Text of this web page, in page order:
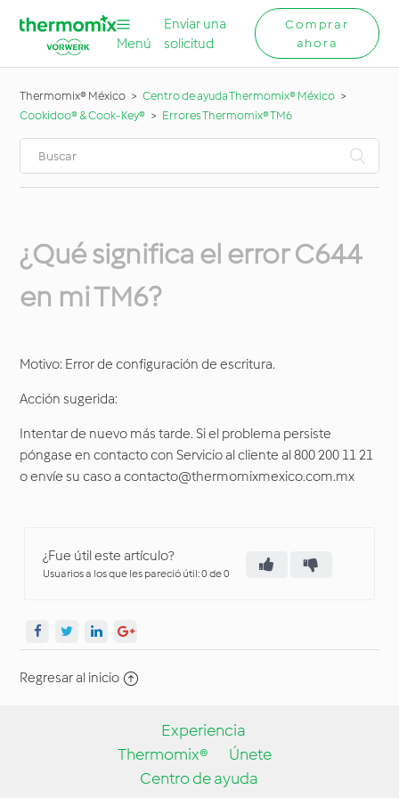
Menú
Enviar una
solicitud
Comprar
ahora
Thermomix® México
Centro de ayuda Thermomix® México
Cookidoo® & Cook-Key®
Errores Thermomix® TM6
¿Qué significa el error C644
en mi TM6?
Motivo: Error de configuración de escritura.
Acción sugerida:
Intentar de nuevo más tarde. Si el problema persiste
póngase en contacto con Servicio al cliente al 800 200 11 21
o envíe su caso a contacto@thermomixmexico.com.mx
¿Fue útil este artículo?
Usuarios a los que les pareció útil: 0 de 0
Regresar al inicio
Experiencia
Thermomix®
Únete
Centro de ayuda